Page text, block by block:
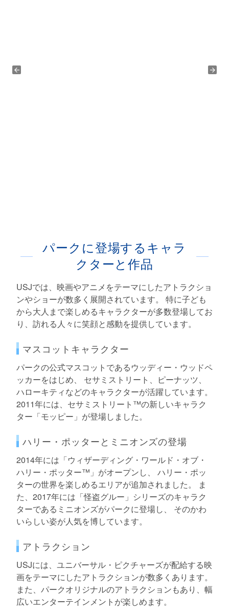
パークに登場するキャラ
クターと作品
USJでは、映画やアニメをテーマにしたアトラクショ
ンやショーが数多く展開されています。 特に子ども
から大人まで楽しめるキャラクターが多数登場してお
り、訪れる人々に笑顔と感動を提供しています。
マスコットキャラクター
パークの公式マスコットであるウッディー・ウッドペ
ッカーをはじめ、 セサミストリート、ピーナッツ、
ハローキティなどのキャラクターが活躍しています。
2011年には、セサミストリート™の新しいキャラク
ター「モッピー」が登場しました。
ハリー・ポッターとミニオンズの登場
2014年には「ウィザーディング・ワールド・オブ・
ハリー・ポッター™」がオープンし、 ハリー・ポッ
ターの世界を楽しめるエリアが追加されました。 ま
た、2017年には「怪盗グルー」シリーズのキャラク
ターであるミニオンズがパークに登場し、 そのかわ
いらしい姿が人気を博しています。
アトラクション
USJには、ユニバーサル・ピクチャーズが配給する映
画をテーマにしたアトラクションが数多くあります。
また、パークオリジナルのアトラクションもあり、幅
広いエンターテインメントが楽しめます。